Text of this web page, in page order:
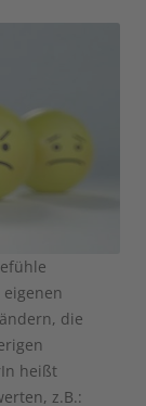
die
heißt
z.B.: